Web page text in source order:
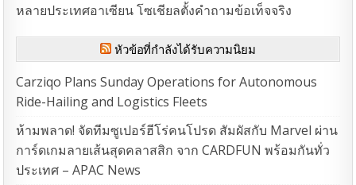
หลายประเทศอาเซียน โซเชียลตั้งคำถามข้อเท็จจริง
หัวข้อที่กำลังได้รับความนิยม
Carziqo Plans Sunday Operations for Autonomous
Ride-Hailing and Logistics Fleets
ห้ามพลาด! จัดทีมซูเปอร์ฮีโร่คนโปรด สัมผัสกับ Marvel ผ่าน
การ์ดเกมลายเส้นสุดคลาสสิก จาก CARDFUN พร้อมกันทั่ว
ประเทศ – APAC News